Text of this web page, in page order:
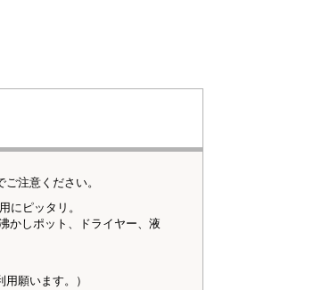
注意ください。
にピッタリ。
かしポット、ドライヤー、液
願います。）